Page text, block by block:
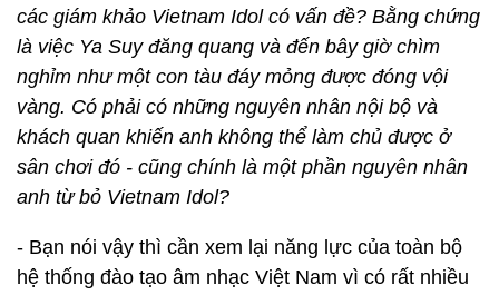
các giám khảo Vietnam Idol có vấn đề? Bằng chứng
là việc Ya Suy đăng quang và đến bây giờ chìm
nghỉm như một con tàu đáy mỏng được đóng vội
vàng. Có phải có những nguyên nhân nội bộ và
khách quan khiến anh không thể làm chủ được ở
sân chơi đó - cũng chính là một phần nguyên nhân
anh từ bỏ Vietnam Idol?
- Bạn nói vậy thì cần xem lại năng lực của toàn bộ
hệ thống đào tạo âm nhạc Việt Nam vì có rất nhiều